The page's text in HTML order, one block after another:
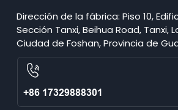
Dirección de la fábrica: Piso 10,
Sección Tanxi, Beihua Road, Tanxi,
Ciudad de Foshan, Provincia de
+86 17329888301